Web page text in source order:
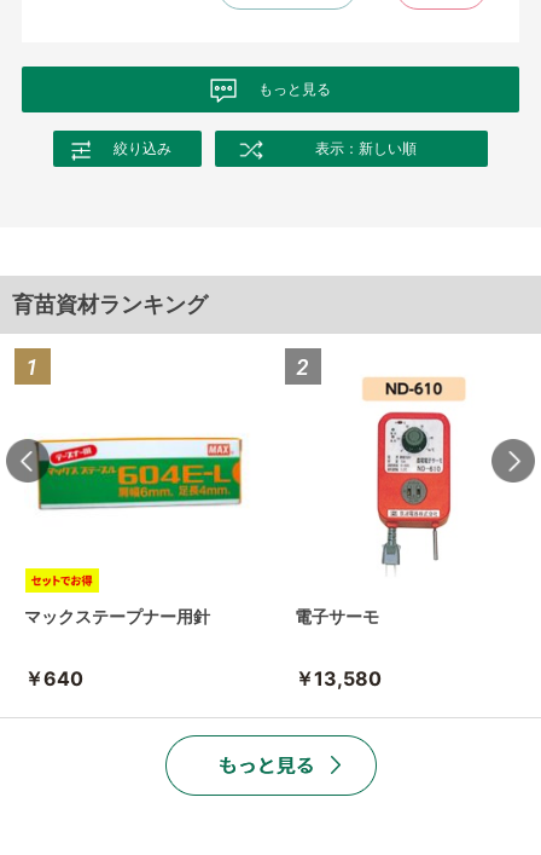
もっと見る
絞り込み 表示：新しい順
育苗資材ランキング
マックステープナー用針
￥640
電子サーモ
￥13,580